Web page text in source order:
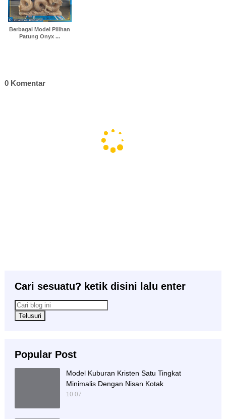
Berbagai Model Pilihan
Patung Onyx ...
0 Komentar
Cari sesuatu? ketik disini lalu enter
Popular Post
Model Kuburan Kristen Satu Tingkat
Minimalis Dengan Nisan Kotak
10.07